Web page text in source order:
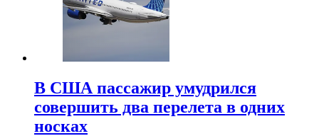
В США пассажир умудрился
совершить два перелета в одних
носках